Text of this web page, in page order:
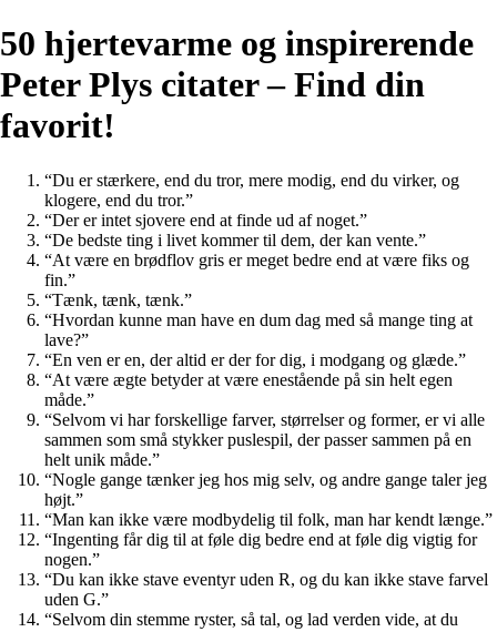
50 hjertevarme og inspirerende
Peter Plys citater – Find din
favorit!
“Du er stærkere, end du tror, ​​mere modig, end du virker, og
klogere, end du tror.”
“Der er intet sjovere end at finde ud af noget.”
“De bedste ting i livet kommer til dem, der kan vente.”
“At være en brødflov gris er meget bedre end at være fiks og
fin.”
“Tænk, tænk, tænk.”
“Hvordan kunne man have en dum dag med så mange ting at
lave?”
“En ven er en, der altid er der for dig, i modgang og glæde.”
“At være ægte betyder at være enestående på sin helt egen
måde.”
“Selvom vi har forskellige farver, størrelser og former, er vi alle
sammen som små stykker puslespil, der passer sammen på en
helt unik måde.”
“Nogle gange tænker jeg hos mig selv, og andre gange taler jeg
højt.”
“Man kan ikke være modbydelig til folk, man har kendt længe.”
“Ingenting får dig til at føle dig bedre end at føle dig vigtig for
nogen.”
“Du kan ikke stave eventyr uden R, og du kan ikke stave farvel
uden G.”
“Selvom din stemme ryster, så tal, og lad verden vide, at du